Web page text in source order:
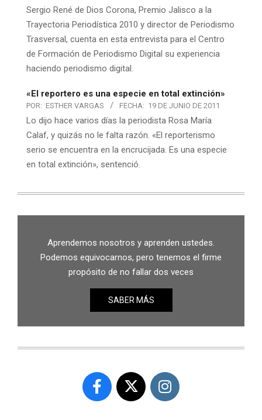
Sergio René de Dios Corona, Premio Jalisco a la
Trayectoria Periodística 2010 y director de Periodismo
Trasversal, cuenta en esta entrevista para el Centro
de Formación de Periodismo Digital su experiencia
haciendo periodismo digital.
«El reportero es una especie en total extinción»
POR: ESTHER VARGAS FECHA: 19 DE JUNIO DE 2011
Lo dijo hace varios días la periodista Rosa María
Calaf, y quizás no le falta razón. «El reporterismo
serio se encuentra en la encrucijada. Es una especie
en total extinción», sentenció.
Aprendemos nosotros y aprenden ustedes.
Podemos equivocarnos, pero tenemos el firme
propósito de no fallar dos veces
SABER MÁS